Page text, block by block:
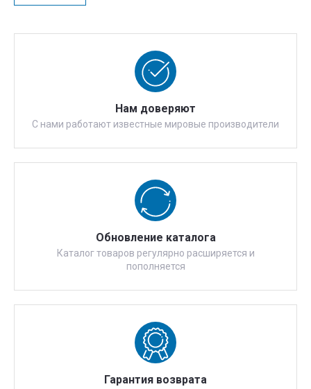
Нам доверяют
С нами работают известные мировые производители
Обновление каталога
Каталог товаров регулярно расширяется и
пополняется
Гарантия возврата